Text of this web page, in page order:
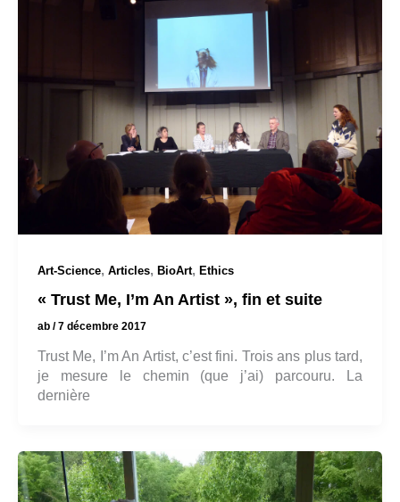
Art-Science, Articles, BioArt, Ethics
« Trust Me, I’m An Artist », fin et suite
ab /7 décembre 2017
Trust Me, I’m An Artist, c’est fini. Trois ans plus tard,
je mesure le chemin (que j’ai) parcouru. La
dernière